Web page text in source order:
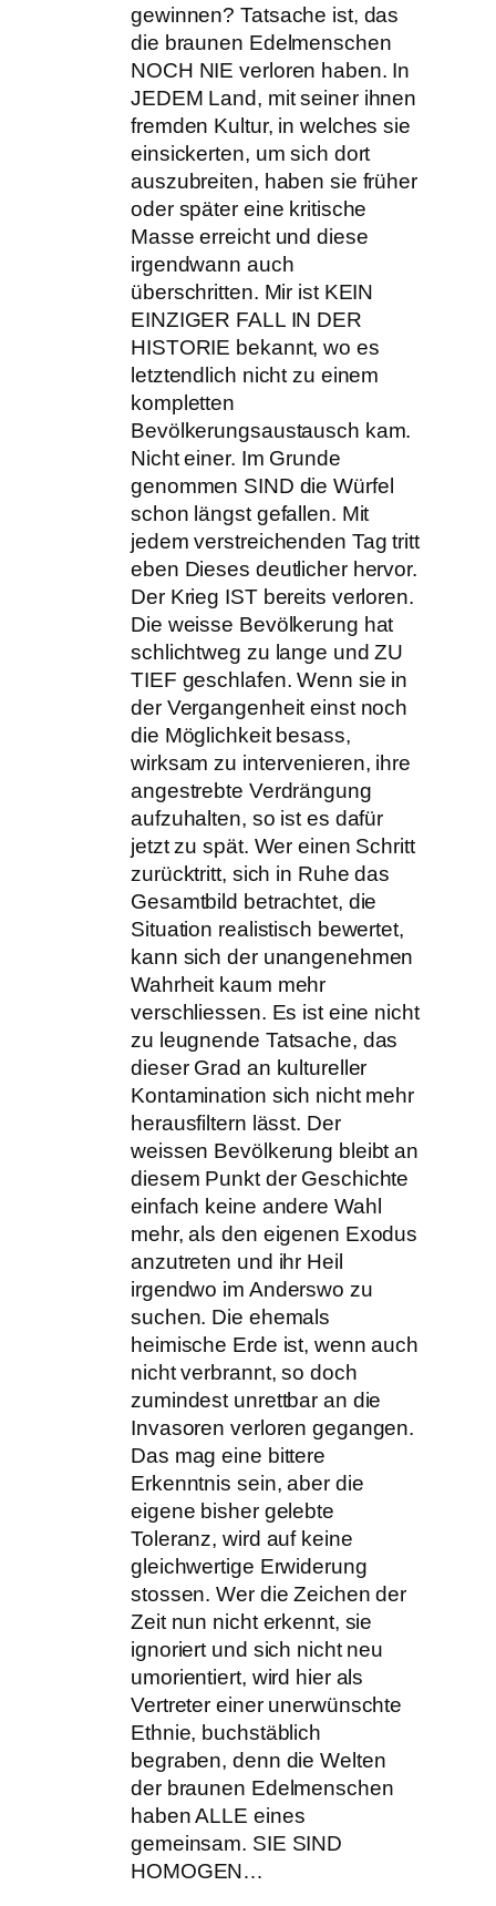
gewinnen? Tatsache ist, das
die braunen Edelmenschen
NOCH NIE verloren haben. In
JEDEM Land, mit seiner ihnen
fremden Kultur, in welches sie
einsickerten, um sich dort
auszubreiten, haben sie früher
oder später eine kritische
Masse erreicht und diese
irgendwann auch
überschritten. Mir ist KEIN
EINZIGER FALL IN DER
HISTORIE bekannt, wo es
letztendlich nicht zu einem
kompletten
Bevölkerungsaustausch kam.
Nicht einer. Im Grunde
genommen SIND die Würfel
schon längst gefallen. Mit
jedem verstreichenden Tag tritt
eben Dieses deutlicher hervor.
Der Krieg IST bereits verloren.
Die weisse Bevölkerung hat
schlichtweg zu lange und ZU
TIEF geschlafen. Wenn sie in
der Vergangenheit einst noch
die Möglichkeit besass,
wirksam zu intervenieren, ihre
angestrebte Verdrängung
aufzuhalten, so ist es dafür
jetzt zu spät. Wer einen Schritt
zurücktritt, sich in Ruhe das
Gesamtbild betrachtet, die
Situation realistisch bewertet,
kann sich der unangenehmen
Wahrheit kaum mehr
verschliessen. Es ist eine nicht
zu leugnende Tatsache, das
dieser Grad an kultureller
Kontamination sich nicht mehr
herausfiltern lässt. Der
weissen Bevölkerung bleibt an
diesem Punkt der Geschichte
einfach keine andere Wahl
mehr, als den eigenen Exodus
anzutreten und ihr Heil
irgendwo im Anderswo zu
suchen. Die ehemals
heimische Erde ist, wenn auch
nicht verbrannt, so doch
zumindest unrettbar an die
Invasoren verloren gegangen.
Das mag eine bittere
Erkenntnis sein, aber die
eigene bisher gelebte
Toleranz, wird auf keine
gleichwertige Erwiderung
stossen. Wer die Zeichen der
Zeit nun nicht erkennt, sie
ignoriert und sich nicht neu
umorientiert, wird hier als
Vertreter einer unerwünschte
Ethnie, buchstäblich
begraben, denn die Welten
der braunen Edelmenschen
haben ALLE eines
gemeinsam. SIE SIND
HOMOGEN…